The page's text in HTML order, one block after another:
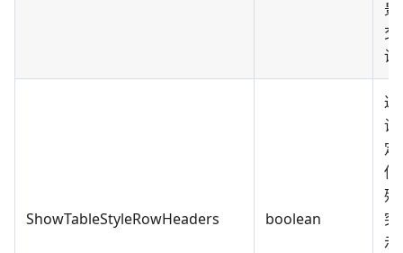
景
交
设
ShowTableStyleRowHeaders boolean
返
设
定
使
殊
突
示